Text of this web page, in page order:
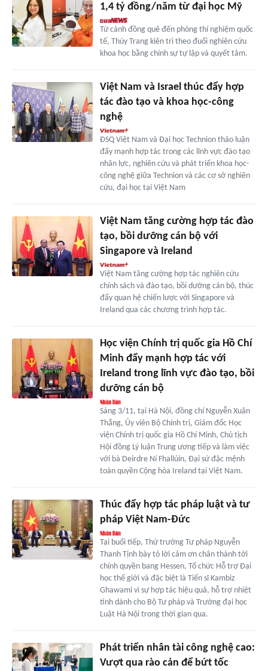
1,4 tỷ đồng/năm từ đại học Mỹ
Từ cánh đồng quê đến phòng thí nghiệm quốc
tế, Thùy Trang kiên trì theo đuổi nghiên cứu
khoa học bằng chính sự tự lập và quyết tâm.
Việt Nam và Israel thúc đẩy hợp
tác đào tạo và khoa học-công
nghệ
ĐSQ Việt Nam và Đại học Technion thảo luận
đẩy mạnh hợp tác trong các lĩnh vực đào tạo
nhân lực, nghiên cứu và phát triển khoa học-
công nghệ giữa Technion và các cơ sở nghiên
cứu, đại học tại Việt Nam
Việt Nam tăng cường hợp tác đào
tạo, bồi dưỡng cán bộ với
Singapore và Ireland
Việt Nam tăng cường hợp tác nghiên cứu
chính sách và đào tạo, bồi dưỡng cán bộ, thúc
đẩy quan hệ chiến lược với Singapore và
Ireland qua các chương trình hợp tác.
Học viện Chính trị quốc gia Hồ Chí
Minh đẩy mạnh hợp tác với
Ireland trong lĩnh vực đào tạo, bồi
dưỡng cán bộ
Sáng 3/11, tại Hà Nội, đồng chí Nguyễn Xuân
Thắng, Ủy viên Bộ Chính trị, Giám đốc Học
viện Chính trị quốc gia Hồ Chí Minh, Chủ tịch
Hội đồng Lý luận Trung ương tiếp và làm việc
với bà Deirdre Ní Fhallúin, Đại sứ đặc mệnh
toàn quyền Cộng hòa Ireland tại Việt Nam.
Thúc đẩy hợp tác pháp luật và tư
pháp Việt Nam-Đức
Tại buổi tiếp, Thứ trưởng Tư pháp Nguyễn
Thanh Tịnh bày tỏ lời cảm ơn chân thành tới
chính quyền bang Hessen, Tổ chức Hỗ trợ Đại
học thế giới và đặc biệt là Tiến sĩ Kambiz
Ghawami vì sự hợp tác hiệu quả, hỗ trợ nhiệt
tình dành cho Bộ Tư pháp và Trường đại học
Luật Hà Nội trong thời gian qua.
Phát triển nhân tài công nghệ cao:
Vượt qua rào cản để bứt tốc